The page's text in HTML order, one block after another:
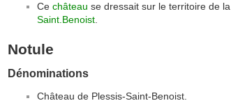
Ce château se dressait sur le territoire de la
Saint.Benoist.
Notule
Dénominations
Château de Plessis-Saint-Benoist.